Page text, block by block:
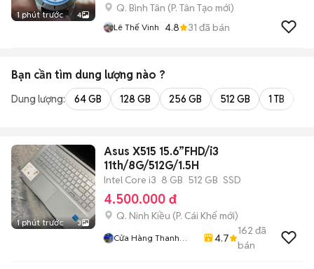
1 phút trước 4
Q. Bình Tân (P. Tân Tạo mới)
Lê Thế Vinh 4.8 31 đã bán
Bạn cần tìm dung lượng nào ?
Dung lượng: 64 GB 128 GB 256 GB 512 GB 1 TB
1 phút trước 3
Asus X515 15.6”FHD/i3
11th/8G/512G/1.5H
Intel Core i3 8 GB 512 GB SSD
4.500.000 đ
Q. Ninh Kiều (P. Cái Khế mới)
Cửa Hàng Thanh
4.7
162 đã
bán